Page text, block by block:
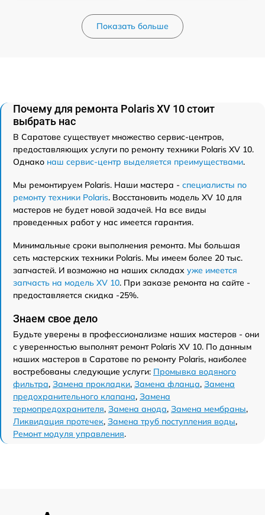
Показать больше
Почему для ремонта Polaris XV 10 стоит
выбрать нас
В Саратове существует множество сервис-центров,
предоставляющих услуги по ремонту техники Polaris XV 10.
Однако наш сервис-центр выделяется преимуществами.
Мы ремонтируем Polaris. Наши мастера - специалисты по
ремонту техники Polaris. Восстановить модель XV 10 для
мастеров не будет новой задачей. На все виды
проведенных работ у нас имеется гарантия.
Минимальные сроки выполнения ремонта. Мы большая
сеть мастерских техники Polaris. Мы имеем более 20 тыс.
запчастей. И возможно на наших складах уже имеется
запчасть на модель XV 10. При заказе ремонта на сайте -
предоставляется скидка -25%.
Знаем свое дело
Будьте уверены в профессионализме наших мастеров - они
с уверенностью выполнят ремонт Polaris XV 10. По данным
наших мастеров в Саратове по ремонту Polaris, наиболее
востребованы следующие услуги: Промывка водяного
фильтра, Замена прокладки, Замена фланца, Замена
предохранительного клапана, Замена
термопредохранителя, Замена анода, Замена мембраны,
Ликвидация протечек, Замена труб поступления воды,
Ремонт модуля управления.